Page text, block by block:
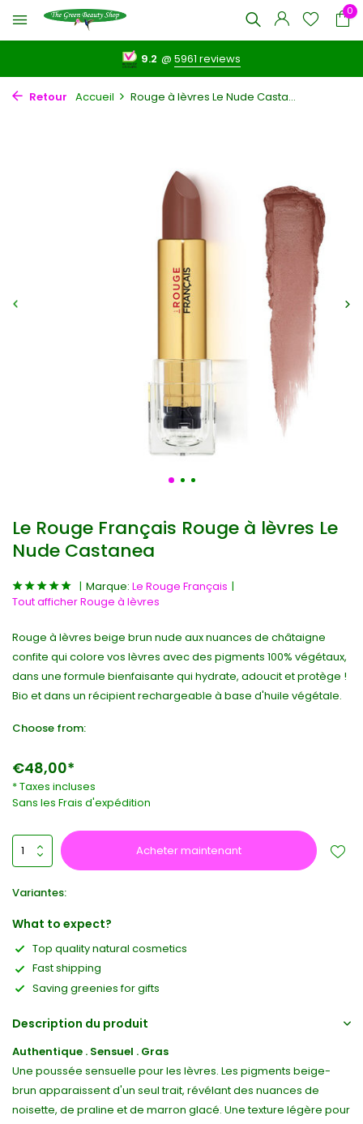
0
9.2 @5961 reviews
Retour Accueil Rouge à lèvres Le Nude Casta...
Le Rouge Français Rouge à lèvres Le
Nude Castanea
Marque: Le Rouge Français
Tout afficher Rouge à lèvres
Rouge à lèvres beige brun nude aux nuances de châtaigne
confite qui colore vos lèvres avec des pigments 100% végétaux,
dans une formule bienfaisante qui hydrate, adoucit et protège !
Bio et dans un récipient rechargeable à base d'huile végétale.
Choose from:
€48,00*
* Taxes incluses
Sans les Frais d'expédition
Acheter maintenant
Variantes:
What to expect?
Top quality natural cosmetics
Fast shipping
Saving greenies for gifts
Description du produit
Authentique . Sensuel . Gras
Une poussée sensuelle pour les lèvres. Les pigments beige-
brun apparaissent d'un seul trait, révélant des nuances de
noisette, de praline et de marron glacé. Une texture légère pour